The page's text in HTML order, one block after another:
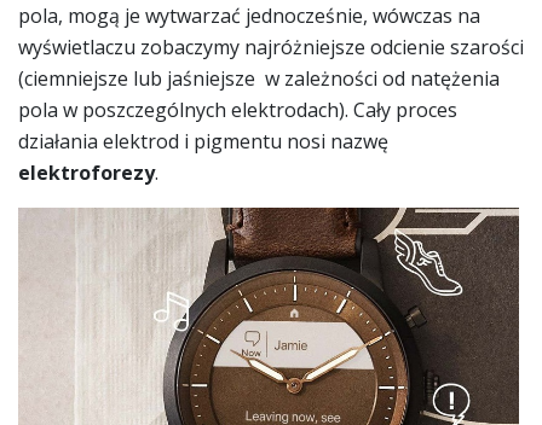
pola, mogą je wytwarzać jednocześnie, wówczas na
wyświetlaczu zobaczymy najróżniejsze odcienie szarości
(ciemniejsze lub jaśniejsze w zależności od natężenia
pola w poszczególnych elektrodach). Cały proces
działania elektrod i pigmentu nosi nazwę
elektroforezy.